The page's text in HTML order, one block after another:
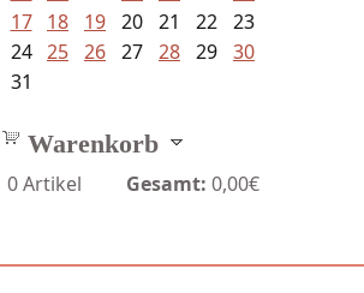
17
18 19 20 21 22 23
24 25 26 27 28 29 30
31
Warenkorb
0Artikel Gesamt: 0,00€